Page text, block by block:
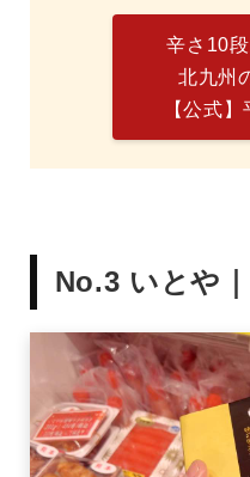
辛さ10
北九州
【公式
No.3 いとや